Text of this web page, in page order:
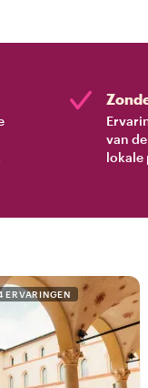
van
lokale
ERVARINGEN